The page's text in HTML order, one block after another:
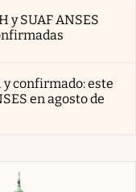
y SUAF ANSES
confirmado: este
en agosto de